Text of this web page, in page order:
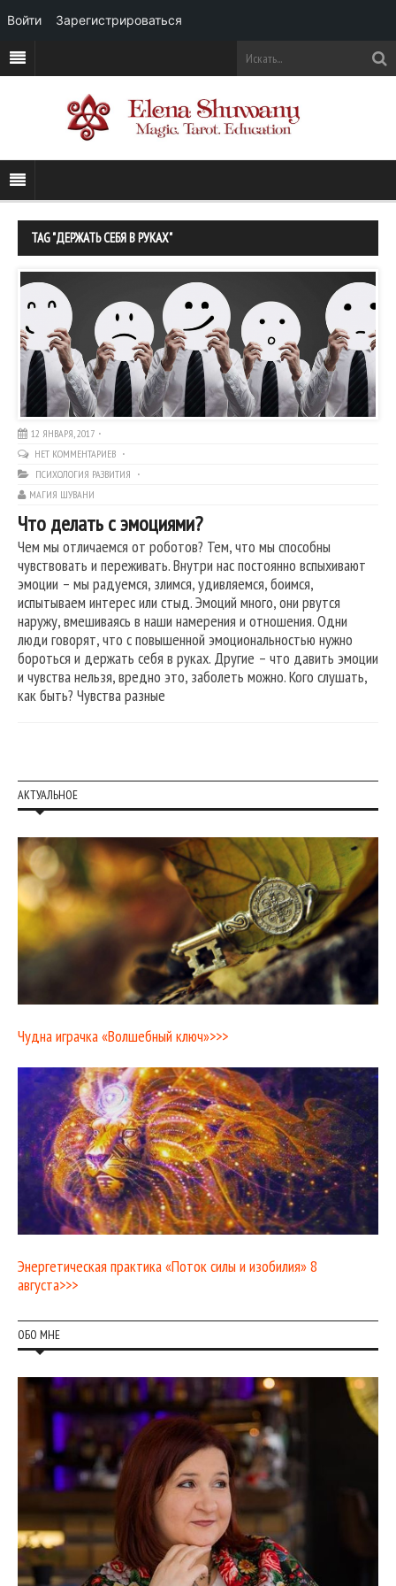
TAG "ДЕРЖАТЬ СЕБЯ В РУКАХ"
12 ЯНВАРЯ, 2017
НЕТ КОММЕНТАРИЕВ
ПСИХОЛОГИЯ РАЗВИТИЯ
МАГИЯ ШУВАНИ
Что делать с эмоциями?
Чем мы отличаемся от роботов? Тем, что мы способны
чувствовать и переживать. Внутри нас постоянно вспыхивают
эмоции – мы радуемся, злимся, удивляемся, боимся,
испытываем интерес или стыд. Эмоций много, они рвутся
наружу, вмешиваясь в наши намерения и отношения. Одни
люди говорят, что с повышенной эмоциональностью нужно
бороться и держать себя в руках. Другие – что давить эмоции
и чувства нельзя, вредно это, заболеть можно. Кого слушать,
как быть? Чувства разные
АКТУАЛЬНОЕ
Чудна играчка «Волшебный ключ»>>>
Энергетическая практика «Поток силы и изобилия» 8
августа>>>
ОБО МНЕ
Войти Зарегистрироваться